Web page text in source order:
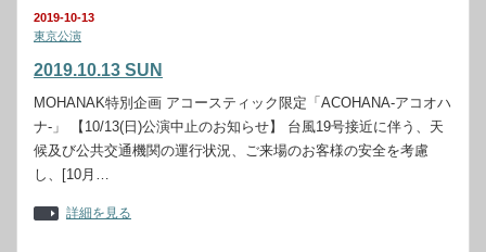
2019-10-13
東京公演
2019.10.13 SUN
MOHANAK特別企画 アコースティック限定「ACOHANA-アコオハ
ナ-」 【10/13(日)公演中止のお知らせ】 台風19号接近に伴う、天
候及び公共交通機関の運行状況、ご来場のお客様の安全を考慮
し、[10月…
詳細を見る